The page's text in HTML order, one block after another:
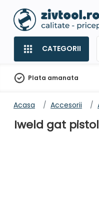
CATEGORII
Plata amanata
Acasa Accesorii
Iweld gat